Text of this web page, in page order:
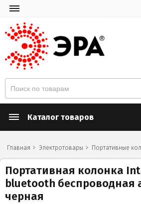
Каталог товаров
Главная Электротовары Портативные
Портативная колонка
bluetooth беспроводная
черная